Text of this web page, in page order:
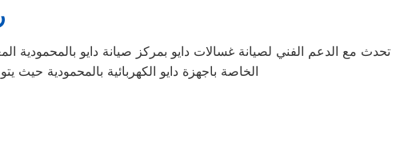
تحدث مع الدعم الفني لصيانة غسالات دايو بمركز صيانة دايو بالمحمودية
الخاصة باجهزة دايو الكهربائية بالمحمودية حيث